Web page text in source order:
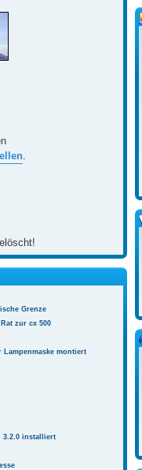
.
Grenze
zur cx 500
Lampenmaske montiert
3.2.0 installiert